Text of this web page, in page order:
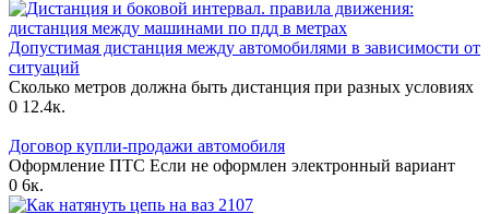
Допустимая дистанция между автомобилями в зависимости от
ситуаций
Сколько метров должна быть дистанция при разных условиях
0 12.4к.
Договор купли-продажи автомобиля
Оформление ПТС Если не оформлен электронный вариант
0 6к.